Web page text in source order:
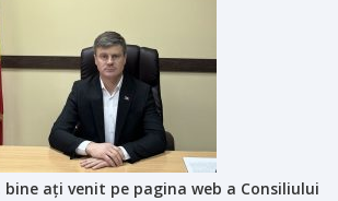
ați venit pe pagina web a Consiliului